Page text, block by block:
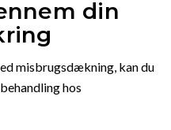
din
misbrugsdækning, kan du
hos